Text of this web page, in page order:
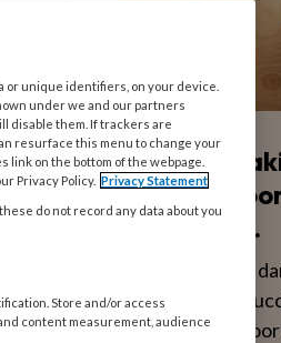
Blijf
scherp
per week.
Dat is minder
aan een
voedzamer
or unique identifiers, on your device.
under we and our partners
disable them. If trackers are
resurface this menu to change your
on the bottom of the webpage.
Privacy Policy. Privacy Statement
do not record any data about you
Store and/or access
content measurement, audience